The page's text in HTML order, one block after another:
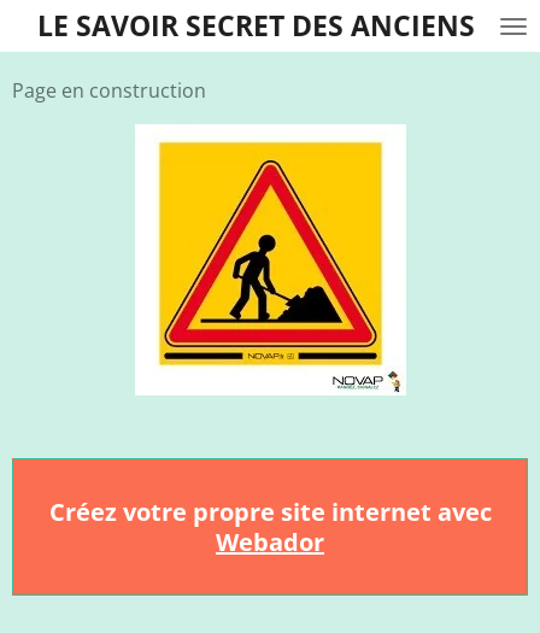
Passer
au
contenu
LE SAVOIR SECRET DES ANCIENS
Page en construction
Créez votre propre site internet avec
Webador